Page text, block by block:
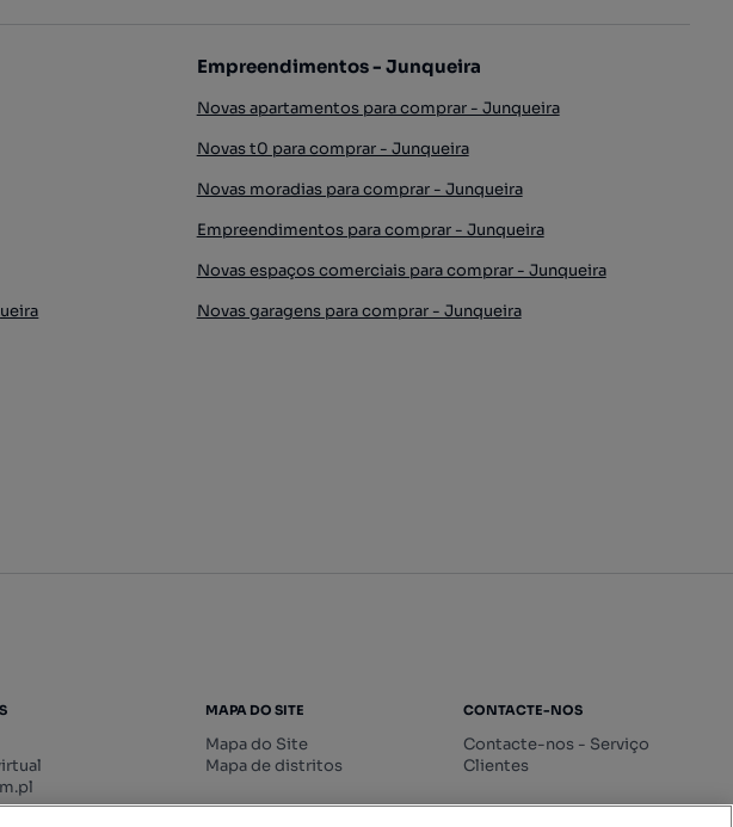
Empreendimentos - Junqueira
Novas apartamentos para comprar - Junqueira
Novas t0 para comprar - Junqueira
Novas moradias para comprar - Junqueira
Empreendimentos para comprar - Junqueira
Novas espaços comerciais para comprar - Junqueira
Novas garagens para comprar - Junqueira
MAPA DO SITE
Mapa do Site
Mapa de distritos
CONTACTE-NOS
Contacte-nos - Serviço
Clientes